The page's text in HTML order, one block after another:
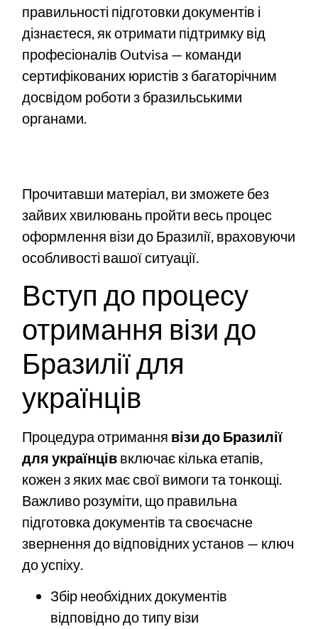
правильності підготовки документів і
дізнаєтеся, як отримати підтримку від
професіоналів Outvisa — команди
сертифікованих юристів з багаторічним
досвідом роботи з бразильськими
органами.
Прочитавши матеріал, ви зможете без
зайвих хвилювань пройти весь процес
оформлення візи до Бразилії, враховуючи
особливості вашої ситуації.
Вступ до процесу
отримання візи до
Бразилії для
українців
Процедура отримання візи до Бразилії
для українців включає кілька етапів,
кожен з яких має свої вимоги та тонкощі.
Важливо розуміти, що правильна
підготовка документів та своєчасне
звернення до відповідних установ — ключ
до успіху.
Збір необхідних документів
відповідно до типу візи